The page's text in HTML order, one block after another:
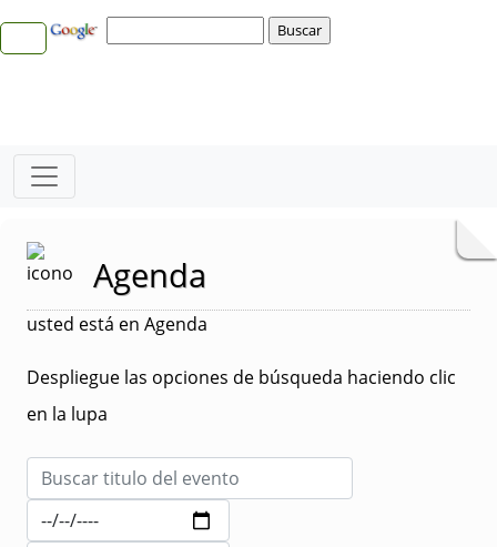
Agenda
usted está en Agenda
Despliegue las opciones de búsqueda haciendo clic
en la lupa